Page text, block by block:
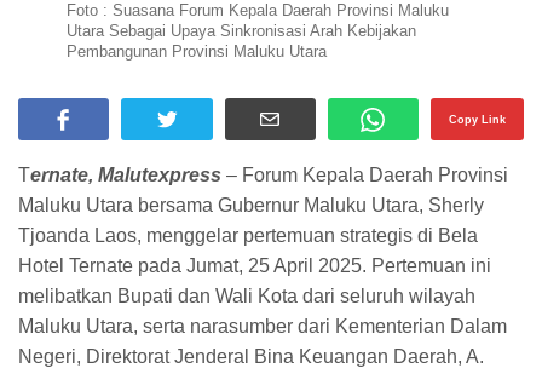
Foto : Suasana Forum Kepala Daerah Provinsi Maluku
Utara Sebagai Upaya Sinkronisasi Arah Kebijakan
Pembangunan Provinsi Maluku Utara
Copy Link
Ternate, Malutexpress – Forum Kepala Daerah Provinsi
Maluku Utara bersama Gubernur Maluku Utara, Sherly
Tjoanda Laos, menggelar pertemuan strategis di Bela
Hotel Ternate pada Jumat, 25 April 2025. Pertemuan ini
melibatkan Bupati dan Wali Kota dari seluruh wilayah
Maluku Utara, serta narasumber dari Kementerian Dalam
Negeri, Direktorat Jenderal Bina Keuangan Daerah, A.